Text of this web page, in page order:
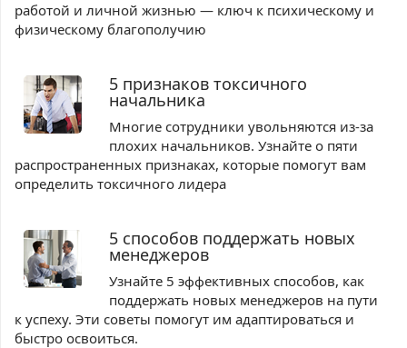
работой и личной жизнью — ключ к психическому и
физическому благополучию
5 признаков токсичного
начальника
Многие сотрудники увольняются из-за
плохих начальников. Узнайте о пяти
распространенных признаках, которые помогут вам
определить токсичного лидера
5 способов поддержать новых
менеджеров
Узнайте 5 эффективных способов, как
поддержать новых менеджеров на пути
к успеху. Эти советы помогут им адаптироваться и
быстро освоиться.